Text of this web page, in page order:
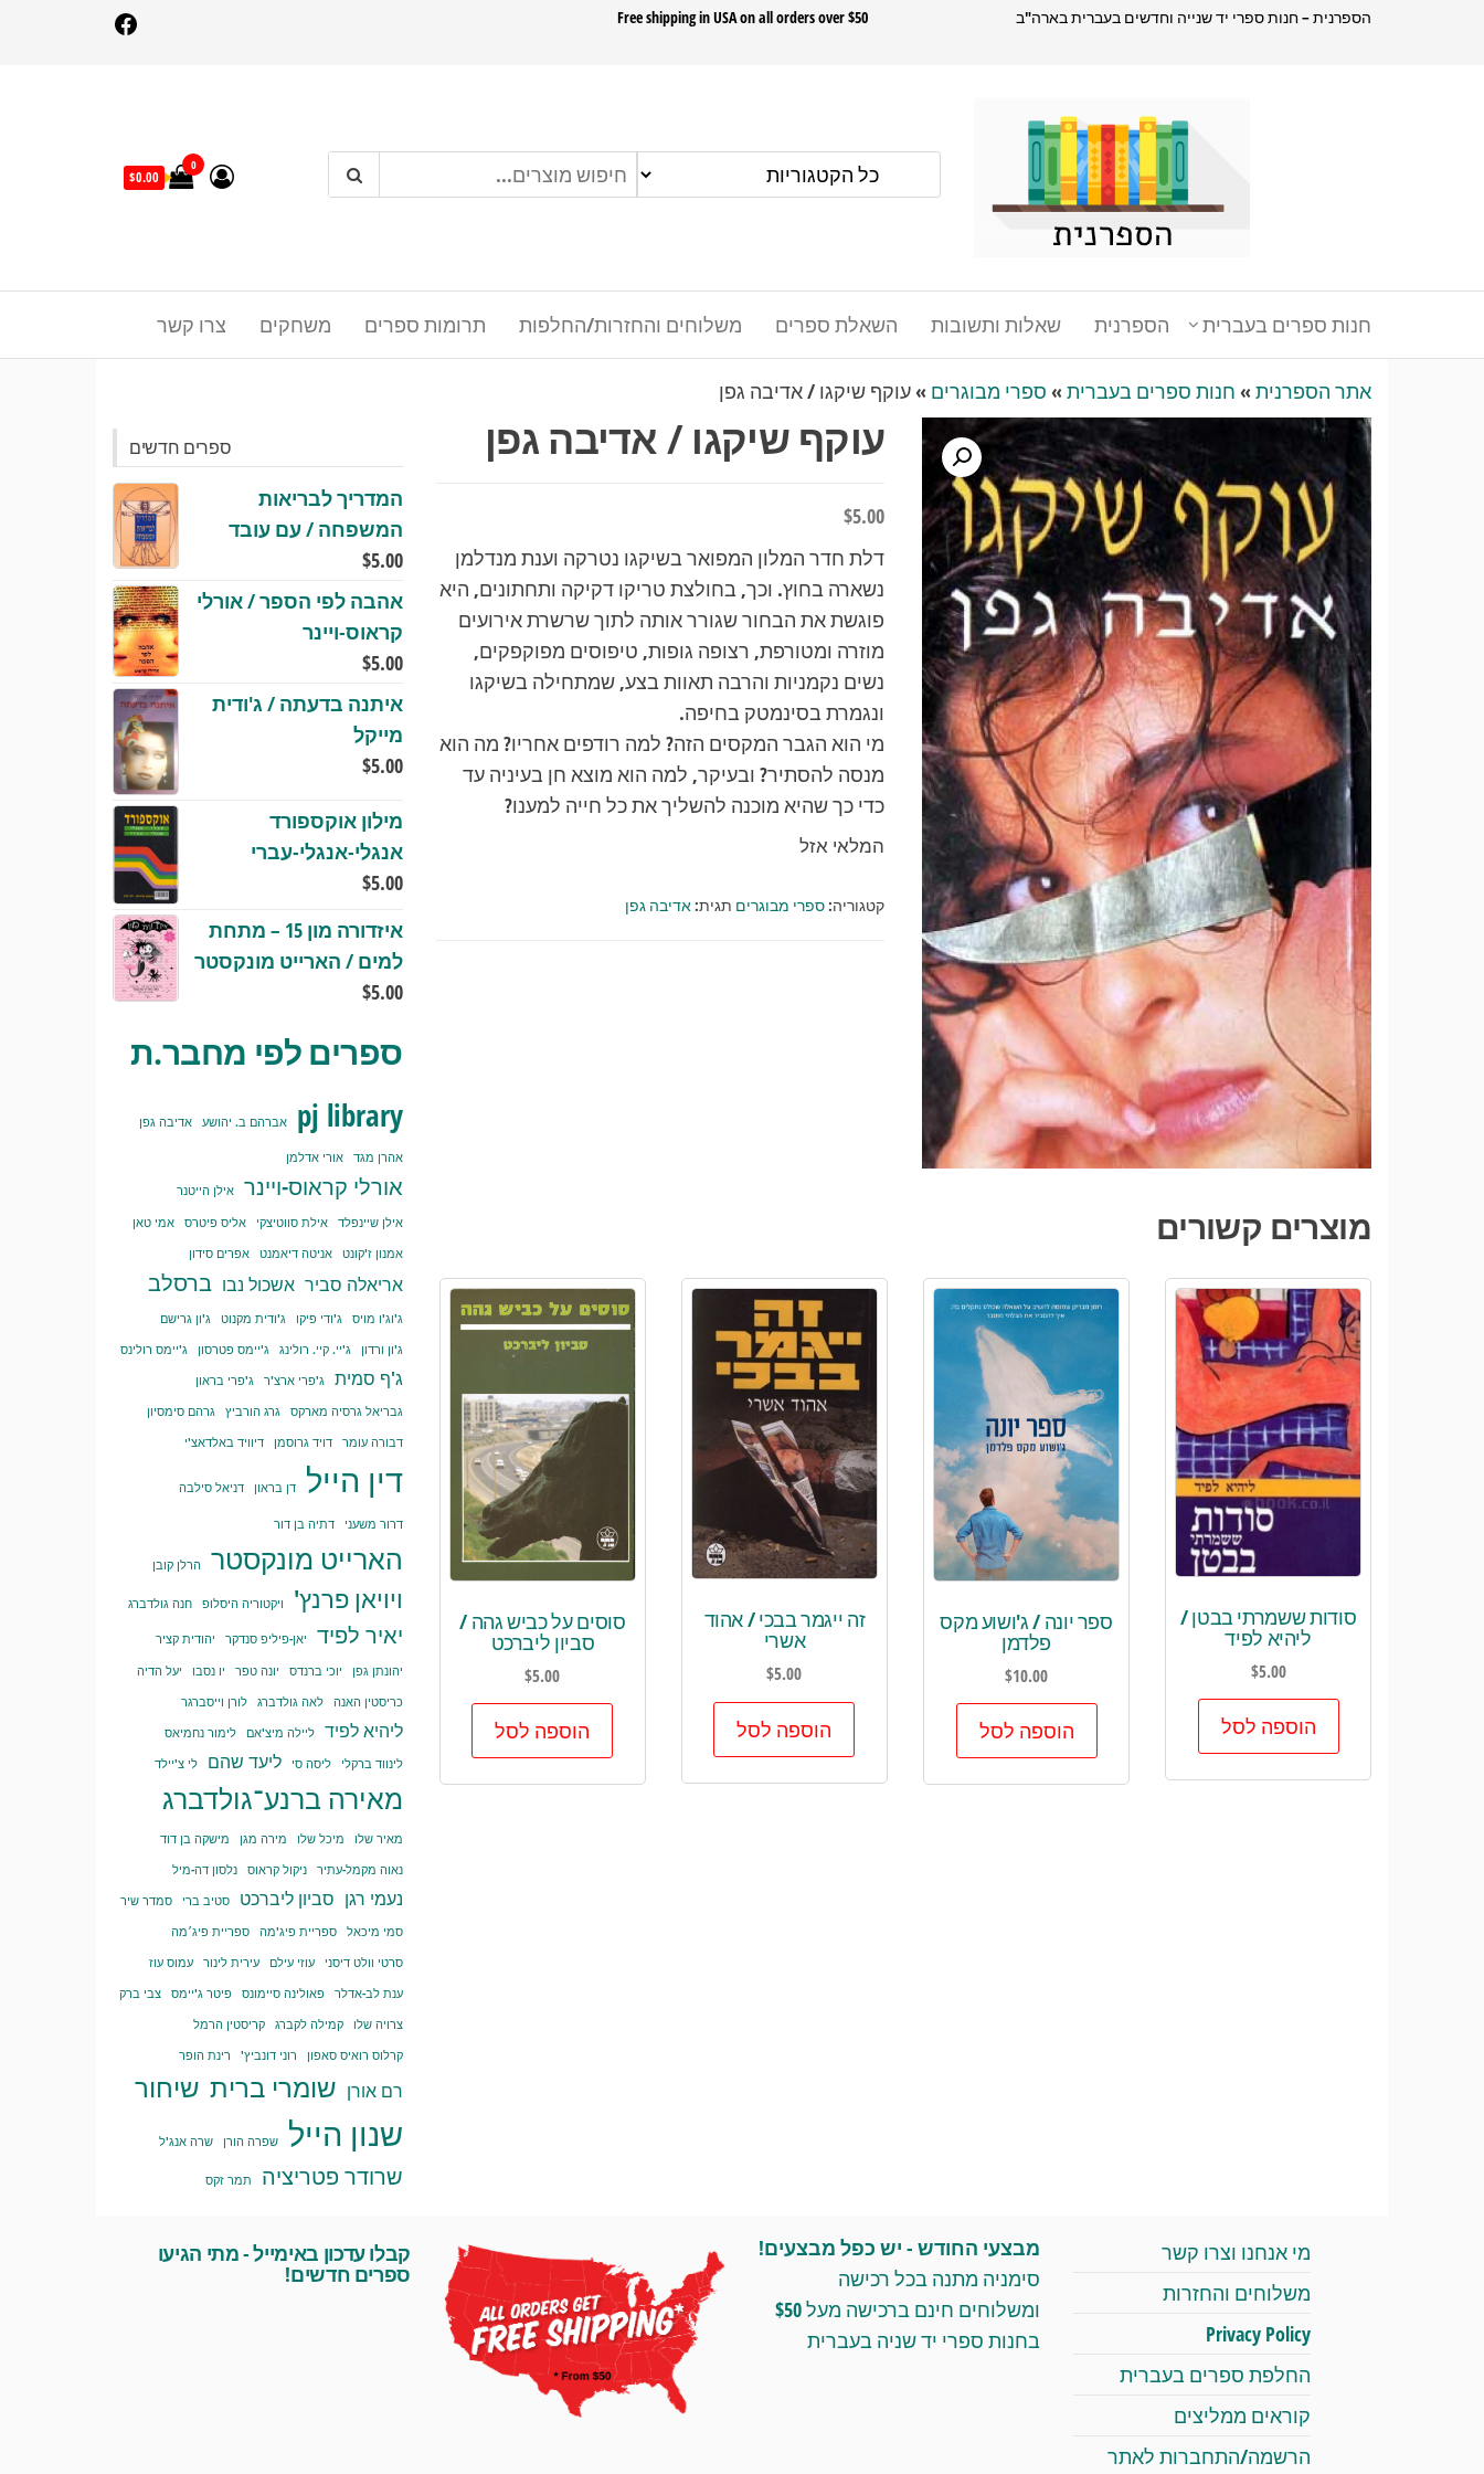
הספרנית – חנות ספרי יד שנייה וחדשים בעברית בארה"ב Free shipping in USA on all orders over $50
הספרנית
0
$0.00
צרו קשר משחקים תרומות ספרים משלוחים והחזרות/החלפות השאלת ספרים שאלות ותשובות הספרנית חנות ספרים בעברית
אתר הספרנית » חנות ספרים בעברית » ספרי מבוגרים »עוקף שיקגו / אדיבה גפן
עוקף שיקגו / אדיבה גפן
$5.00
דלת חדר המלון המפואר בשיקגו נטרקה וענת מנדלמן
נשארה בחוץ. וכך, בחולצת טריקו דקיקה ותחתונים, היא
פוגשת את הבחור שגורר אותה לתוך שרשרת אירועים
מוזרה ומטורפת, רצופה גופות, טיפוסים מפוקפקים,
נשים נקמניות והרבה תאוות בצע, שמתחילה בשיקגו
ונגמרת בסינמטק בחיפה.
מי הוא הגבר המקסים הזה? למה רודפים אחריו? מה הוא
מנסה להסתיר? ובעיקר, למה הוא מוצא חן בעיניה עד
כדי כך שהיא מוכנה להשליך את כל חייה למענו?
המלאי אזל
קטגוריה:ספרי מבוגרים תגית:אדיבה גפן
מוצרים קשורים
סודות ששמרתי בבטן /
ליהיא לפיד
$5.00
הוספה לסל
ספר יונה‏ / ג'ושוע מקס
פלדמן
$10.00
הוספה לסל
זה ייגמר בבכי / אהוד
אשרי
$5.00
הוספה לסל
סוסים על כביש גהה /
סביון ליברכט
$5.00
הוספה לסל
ספרים חדשים
המדריך לבריאות
המשפחה / עם עובד
$5.00
אהבה לפי הספר / אורלי
קראוס-ויינר
$5.00
איתנה בדעתה / ג'ודית
מייקל
$5.00
מילון אוקספורד
אנגלי-אנגלי-עברי
$5.00
איזדורה מון 15 – מתחת
למים / הארייט מונקסטר
$5.00
ספרים לפי מחבר.ת
pj library אברהם ב. יהושע אדיבה גפן
אהרן מגד אורי אדלמן
אורלי קראוס-ויינר אילן הייטנר
אילן שיינפלד אילת סווטיצקי אליס פיטרס
אמי טאן
אמנון ז'קונט
אניטה דיאמנט אפרים סידון
אריאלה סביר אשכול נבו ברסלב
ג'וג'ו מויס ג'ודי פיקו ג'ודית מקנוט
ג'ון גרישם
ג'ון ורדון
ג'יי. קיי. רולינג ג'יימס פטרסון ג'יימס רולינס
ג'ף סמית ג'פרי ארצ'ר
ג'פרי בראון
גבריאל גרסיה מארקס
גרג הורביץ
גרהם סימסיון
דבורה עומר
דויד גרוסמן דיוויד באלדאצ'י
דין הייל דן בראון דניאל סילבה
דרור משעני דתיה בן דור
הארייט מונקסטר הרלן קובן
ויויאן פרנץ' ויקטוריה היסלופ חנה גולדברג
יאיר לפיד יאן-פיליפ סנדקר יהודית קציר
יהונתן גפן יוכי ברנדס יונה טפר יו נסבו
יעל הדיה
כריסטין האנה
לאה גולדברג לורן וייסברגר
ליהיא לפיד ליילה מיצ'אם
לימור נחמיאס
לינווד ברקלי
ליסה סי ליעד שהם לי צ'יילד
מאירה ברנע־גולדברג
מאיר שלו מיכל שלו מירה מגן
מישקה בן דוד
נאוה מקמל-עתיר
ניקול קראוס נלסון דה-מיל
נעמי רגן סביון ליברכט סטיב ברי
סמדר שיר
סמי מיכאל
ספריית פיג'מה
ספריית פיג׳מה
סרטי וולט דיסני
עוזי עילם עירית לינור
עמוס עוז
ענת לב-אדלר
פאולינה סיימונס פיטר ג'יימס
צבי ברק
צרויה שלו
קמילה לקברג
קריסטין הרמל
קרלוס רואיס סאפון
רוני דונביץ' רינת הופר
רם אורן שומרי ברית שיחור
שנון הייל שפרה הורן שרה אנג'ל
שרודר פטריציה תמר זקס
מי אנחנו וצרו קשר
משלוחים והחזרות
Privacy Policy
החלפת ספרים בעברית
קוראים ממליצים
הרשמה/התחברות לאתר
מבצעי החודש - יש כפל מבצעים!
סימניה מתנה בכל רכישה
ומשלוחים חינם ברכישה מעל $50
בחנות ספרי יד שניה בעברית
קבלו עדכון באימייל - מתי הגיעו
ספרים חדשים!